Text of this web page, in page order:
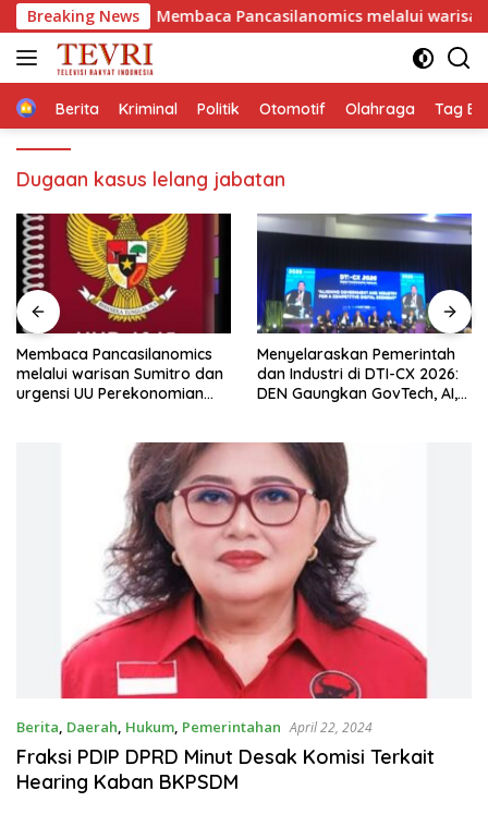
Langsung
ke
konten
Breaking News
Membaca Pancasilanomics melalui warisan Sumitro
HomeBerita Kriminal Politik Otomotif Olahraga Tag
Dugaan kasus lelang jabatan
Membaca Pancasilanomics
melalui warisan Sumitro dan
urgensi UU Perekonomian
Menyelaraskan Pemerintah
dan Industri di DTI-CX 2026:
DEN Gaungkan GovTech, AI,
Kompetitif
Berita, Daerah, Hukum, Pemerintahan April 22, 2024
Fraksi PDIP DPRD Minut Desak Komisi Terkait
Hearing Kaban BKPSDM